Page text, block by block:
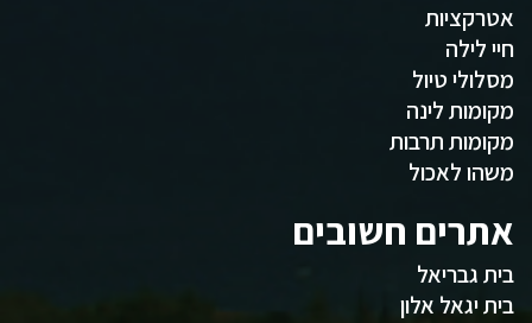
אטרקציות
חיי לילה
מסלולי טיול
מקומות לינה
מקומות תרבות
משהו לאכול
אתרים חשובים
בית גבריאל
בית יגאל אלון